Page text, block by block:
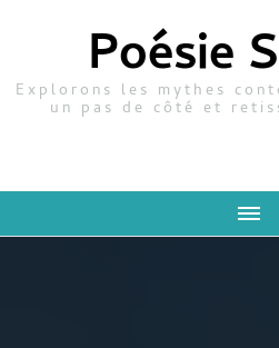
Poésie
Explorons les mythes
un pas de côté et